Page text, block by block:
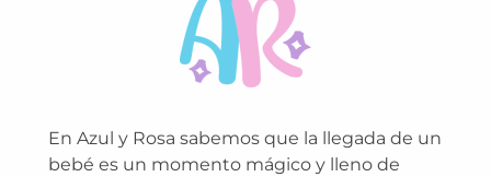
En Azul y Rosa sabemos que la llegada de un
bebé es un momento mágico y lleno de